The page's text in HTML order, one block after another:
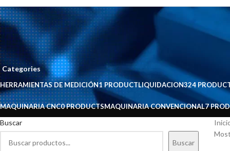
KENT
Categories
HERRAMIENTAS DE MEDICIÓN1 PRODUCTLIQUIDACION324
MAQUINARIA CNC0 PRODUCTSMAQUINARIA CONVENCIONAL7
Buscar
Buscar